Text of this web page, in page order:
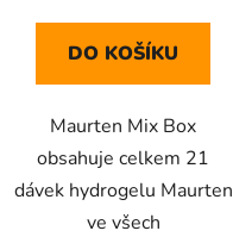
DO KOŠÍKU
Maurten Mix Box
obsahuje celkem 21
dávek hydrogelu Maurten
ve všech